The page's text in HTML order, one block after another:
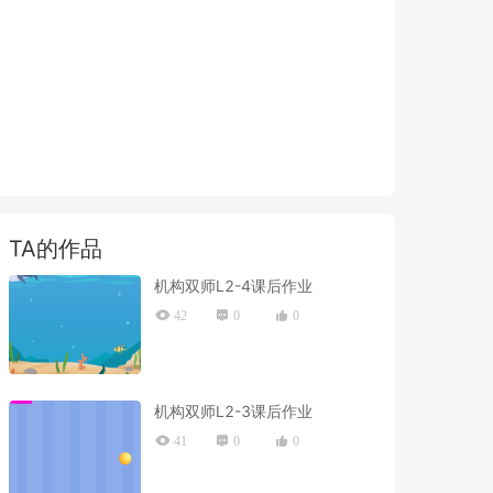
TA的作品
机构双师L2-4课后作业
42 0 0
机构双师L2-3课后作业
41 0 0